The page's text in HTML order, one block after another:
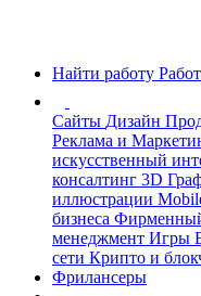
Найти работу
Сайты Дизайн
Реклама и
искусственный
консалтинг 3D
иллюстрации
бизнеса
менеджмент Игры
сети Крипто и
Фрилансеры